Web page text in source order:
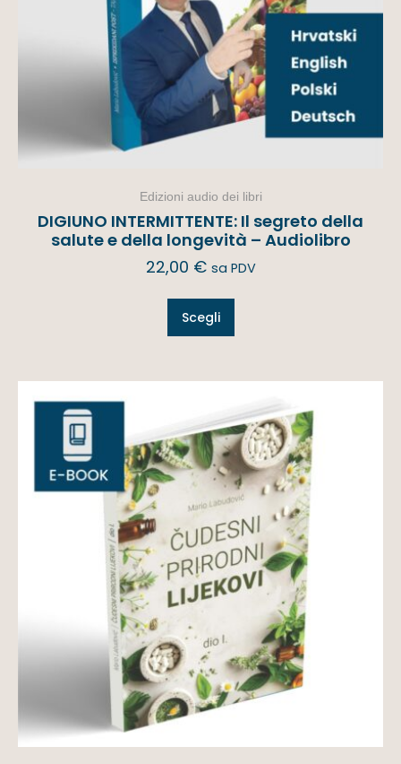
Edizioni audio dei libri
DIGIUNO INTERMITTENTE: Il segreto della
salute e della longevità – Audiolibro
22,00 € sa PDV
Scegli